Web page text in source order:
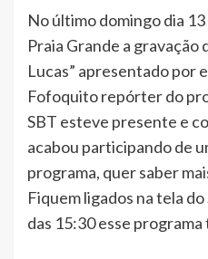
No último domingo dia
Praia Grande a gravação
Lucas” apresentado por
Fofoquito repórter do
SBT esteve presente e
acabou participando de
programa, quer saber
Fiquem ligados na tela
das 15:30 esse programa